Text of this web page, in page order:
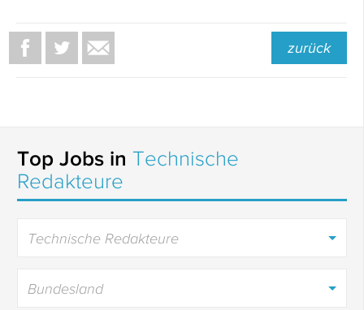
zurück
Top Jobs in Technische
Redakteure
Technische Redakteure
Bundesland